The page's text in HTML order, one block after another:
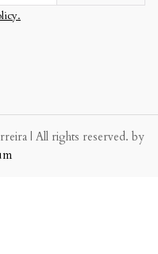
| All rights reserved. by